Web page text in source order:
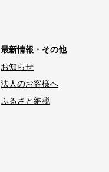
最新情報・その他
お知らせ
法人のお客様へ
ふるさと納税